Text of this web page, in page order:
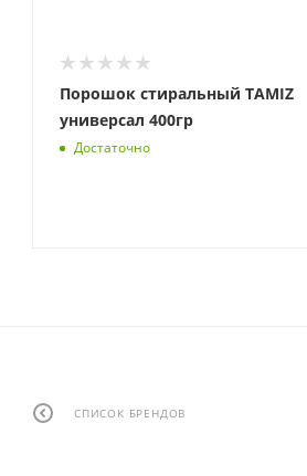
Порошок стиральный TAMIZ
универсал 400гр
Достаточно
СПИСОК БРЕНДОВ